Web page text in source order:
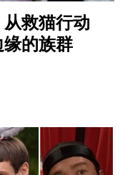
救猫行动
的族群